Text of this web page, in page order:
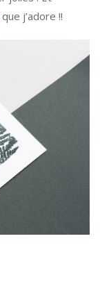
que j’adore !!